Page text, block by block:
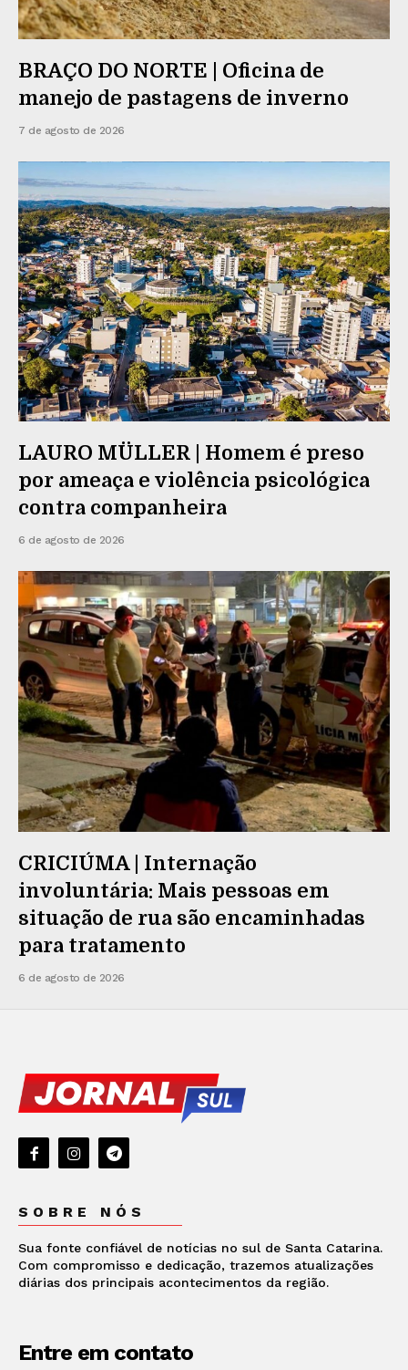
BRAÇO DO NORTE | Oficina de
manejo de pastagens de inverno
7 de agosto de 2026
LAURO MÜLLER | Homem é preso
por ameaça e violência psicológica
contra companheira
6 de agosto de 2026
CRICIÚMA | Internação
involuntária: Mais pessoas em
situação de rua são encaminhadas
para tratamento
6 de agosto de 2026
SOBRE NÓS
Sua fonte confiável de notícias no sul de Santa Catarina.
Com compromisso e dedicação, trazemos atualizações
diárias dos principais acontecimentos da região.
Entre em contato